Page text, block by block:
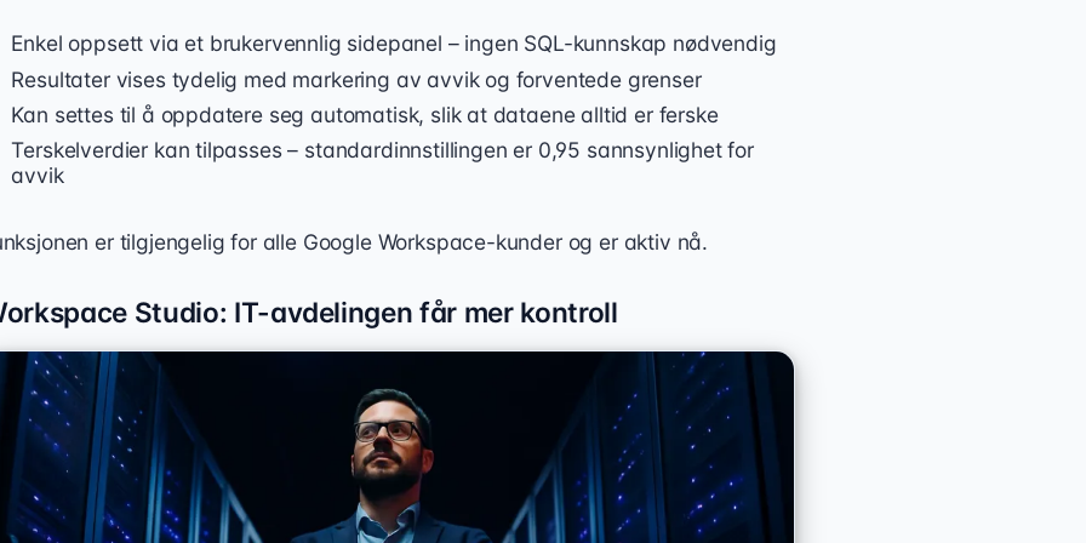
Enkel oppsett via et brukervennlig sidepanel – ingen SQL-kunnskap nødvendig
Resultater vises tydelig med markering av avvik og forventede grenser
Kan settes til å oppdatere seg automatisk, slik at dataene alltid er ferske
Terskelverdier kan tilpasses – standardinnstillingen er 0,95 sannsynlighet for
avvik
er tilgjengelig for alle Google Workspace-kunder og er aktiv nå.
Studio: IT-avdelingen får mer kontroll